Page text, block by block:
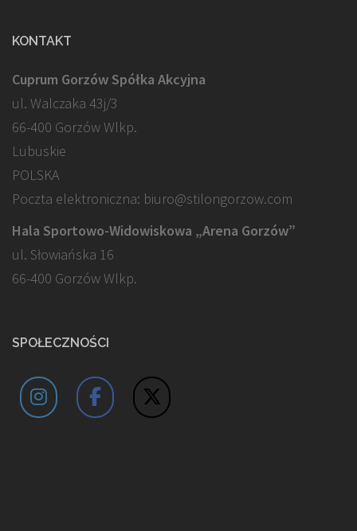
KONTAKT
Cuprum Gorzów Spółka Akcyjna
ul. Walczaka 43j/3
66-400 Gorzów Wlkp.
Lubuskie
POLSKA
Poczta elektroniczna: biuro@stilongorzow.com
Hala Sportowo-Widowiskowa „Arena Gorzów”
ul. Słowiańska 16
66-400 Gorzów Wlkp.
SPOŁECZNOŚCI